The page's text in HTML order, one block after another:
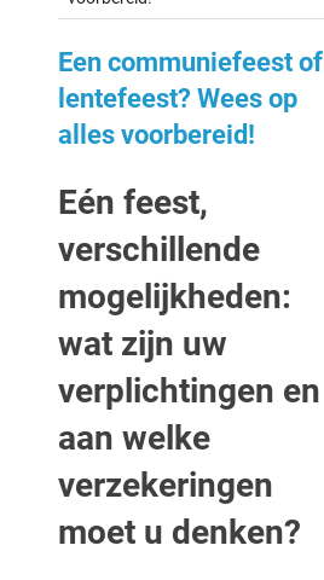
Een communiefeest of
lentefeest? Wees op
alles voorbereid!
Eén feest,
verschillende
mogelijkheden:
wat zijn uw
verplichtingen en
aan welke
verzekeringen
moet u denken?